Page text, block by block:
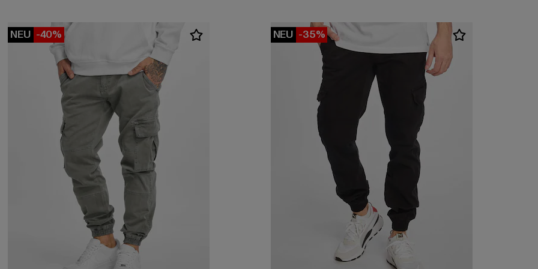
NEU -40% NEU -35%